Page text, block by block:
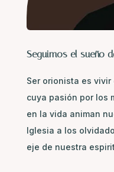
Seguimos el sueño
Ser orionista es vivir
cuya pasión por los
en la vida animan
Iglesia a los
eje de nuestra